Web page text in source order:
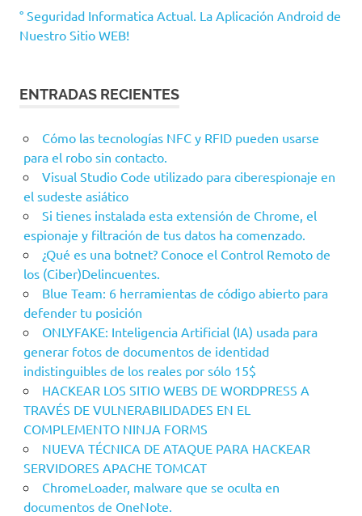
° Seguridad Informatica Actual. La Aplicación Android de
Nuestro Sitio WEB!
ENTRADAS RECIENTES
Cómo las tecnologías NFC y RFID pueden usarse
para el robo sin contacto.
Visual Studio Code utilizado para ciberespionaje en
el sudeste asiático
Si tienes instalada esta extensión de Chrome, el
espionaje y filtración de tus datos ha comenzado.
¿Qué es una botnet? Conoce el Control Remoto de
los (Ciber)Delincuentes.
Blue Team: 6 herramientas de código abierto para
defender tu posición
ONLYFAKE: Inteligencia Artificial (IA) usada para
generar fotos de documentos de identidad
indistinguibles de los reales por sólo 15$
HACKEAR LOS SITIO WEBS DE WORDPRESS A
TRAVÉS DE VULNERABILIDADES EN EL
COMPLEMENTO NINJA FORMS
NUEVA TÉCNICA DE ATAQUE PARA HACKEAR
SERVIDORES APACHE TOMCAT
ChromeLoader, malware que se oculta en
documentos de OneNote.